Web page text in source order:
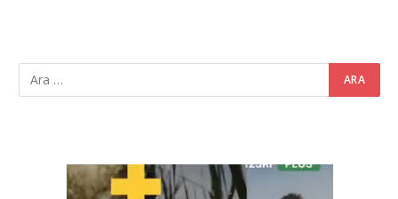
Video
oynatıcı